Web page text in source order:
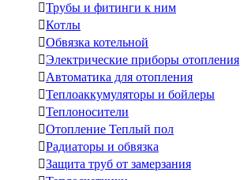
Трубы и фитинги к ним
Котлы
Обвязка котельной
Электрические приборы отопления
Автоматика для отопления
Теплоаккумуляторы и бойлеры
Теплоносители
Отопление Теплый пол
Радиаторы и обвязка
Защита труб от замерзания